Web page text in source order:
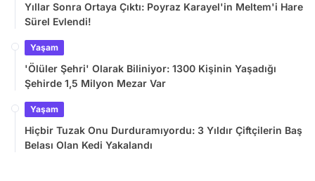
Yıllar Sonra Ortaya Çıktı: Poyraz Karayel'in Meltem'i Hare
Sürel Evlendi!
Yaşam
'Ölüler Şehri' Olarak Biliniyor: 1300 Kişinin Yaşadığı
Şehirde 1,5 Milyon Mezar Var
Yaşam
Hiçbir Tuzak Onu Durduramıyordu: 3 Yıldır Çiftçilerin Baş
Belası Olan Kedi Yakalandı